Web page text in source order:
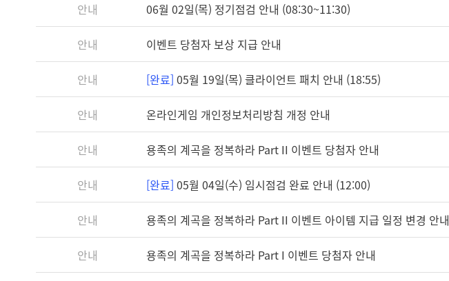
안내 06월 02일(목) 정기점검 안내 (08:30~11:30)
안내 이벤트 당첨자 보상 지급 안내
안내 [완료] 05월 19일(목) 클라이언트 패치 안내 (18:55)
안내 온라인게임 개인정보처리방침 개정 안내
안내 용족의 계곡을 정복하라 Part II 이벤트 당첨자 안내
안내 [완료] 05월 04일(수) 임시점검 완료 안내 (12:00)
안내 용족의 계곡을 정복하라 Part II 이벤트 아이템 지급 일정 변경 안내
안내 용족의 계곡을 정복하라 Part I 이벤트 당첨자 안내